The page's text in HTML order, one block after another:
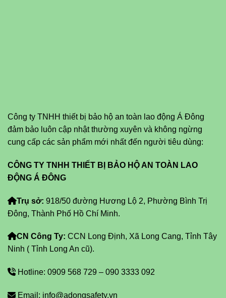
Công ty TNHH thiết bị bảo hộ an toàn lao động Á Đông
đảm bảo luôn cập nhật thường xuyên và không ngừng
cung cấp các sản phẩm mới nhất đến người tiêu dùng:
CÔNG TY TNHH THIẾT BỊ BẢO HỘ AN TOÀN LAO
ĐỘNG Á ĐÔNG
Trụ sở: 918/50 đường Hương Lộ 2, Phường Bình Trị
Đông, Thành Phố Hồ Chí Minh.
CN Công Ty: CCN Long Định, Xã Long Cang, Tỉnh Tây
Ninh ( Tỉnh Long An cũ).
Hotline: 0909 568 729 – 090 3333 092
Email: info@adongsafety.vn